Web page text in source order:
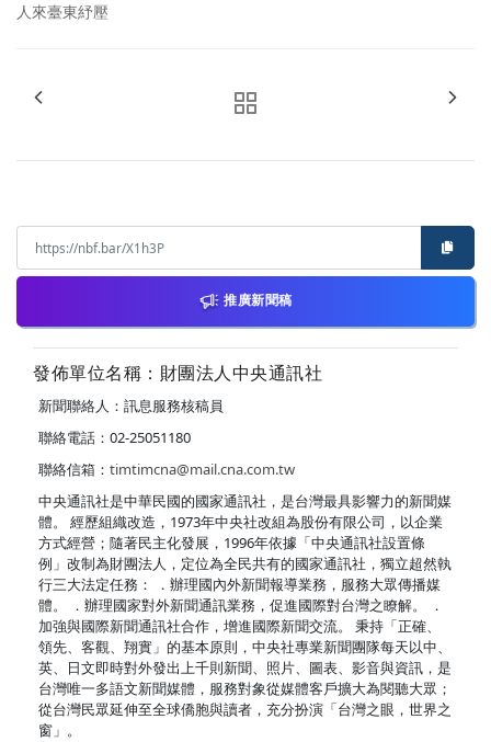
人來臺東紓壓
推廣新聞稿
發佈單位名稱：財團法人中央通訊社
新聞聯絡人：訊息服務核稿員
聯絡電話：02-25051180
聯絡信箱： timtimcna@mail.cna.com.tw
中央通訊社是中華民國的國家通訊社，是台灣最具影響力的新聞媒
體。 經歷組織改造，1973年中央社改組為股份有限公司，以企業
方式經營；隨著民主化發展，1996年依據「中央通訊社設置條
例」改制為財團法人，定位為全民共有的國家通訊社，獨立超然執
行三大法定任務： ．辦理國內外新聞報導業務，服務大眾傳播媒
體。 ．辦理國家對外新聞通訊業務，促進國際對台灣之瞭解。 ．
加強與國際新聞通訊社合作，增進國際新聞交流。 秉持「正確、
領先、客觀、翔實」的基本原則，中央社專業新聞團隊每天以中、
英、日文即時對外發出上千則新聞、照片、圖表、影音與資訊，是
台灣唯一多語文新聞媒體，服務對象從媒體客戶擴大為閱聽大眾；
從台灣民眾延伸至全球僑胞與讀者，充分扮演「台灣之眼，世界之
窗」。